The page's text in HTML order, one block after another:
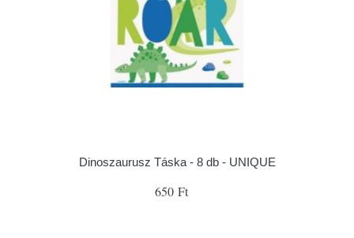
Dinoszaurusz Táska - 8 db - UNIQUE
650 Ft